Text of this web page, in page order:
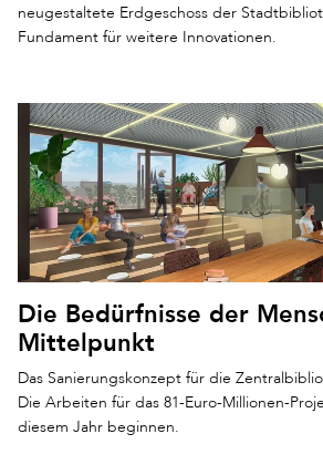
neugestaltete Erdgeschoss der
Fundament für weitere Innovationen.
Die Bedürfnisse der
Mittelpunkt
Das Sanierungskonzept für die
Die Arbeiten für das 81-Euro-Millionen-
diesem Jahr beginnen.